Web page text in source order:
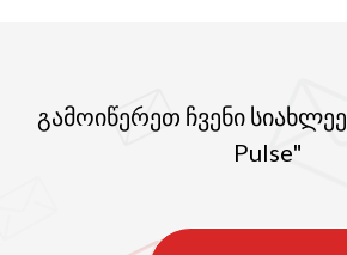
გამოიწერეთ ჩვენი
Pulse"